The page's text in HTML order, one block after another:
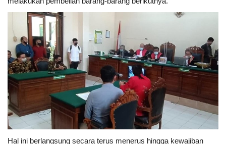
Hal ini berlangsung secara terus menerus hingga kewajiban